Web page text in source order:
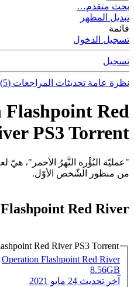
بحث متقدم…
تبديل المظهر
قائمة
تسجيل الدخول
تسجيل
نظرة عامة تحديثات المراجعات (5)
Red
PS3 Torrent
"عمليّة البُؤْرة النَّهرُ الأحمر"، هيّ
من منظور الشّخص الأوّل.
Red River
Red River PS3 Torrent
Operation Flashpoint Red River
8.56GB
آخر تحديث 24 مايو 2021